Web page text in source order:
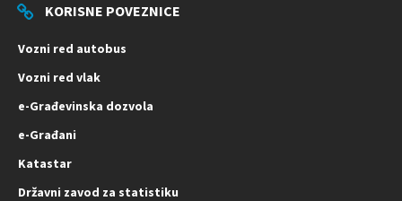
KORISNE POVEZNICE
Vozni red autobus
Vozni red vlak
e-Građevinska dozvola
e-Građani
Katastar
Državni zavod za statistiku